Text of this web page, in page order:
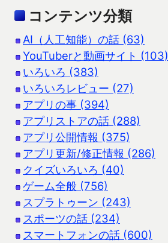
コンテンツ分類
AI（人工知能）の話 (63)
YouTuberと動画サイト (103)
いろいろ (383)
いろいろレビュー (27)
アプリの事 (394)
アプリストアの話 (288)
アプリ公開情報 (375)
アプリ更新/修正情報 (286)
クイズいろいろ (40)
ゲーム全般 (756)
スプラトゥーン (243)
スポーツの話 (234)
スマートフォンの話 (600)